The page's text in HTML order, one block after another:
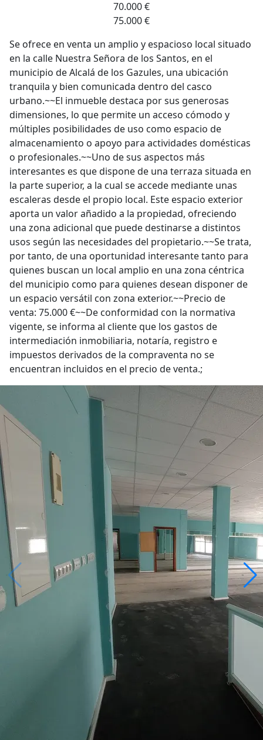
70.000 €
75.000 €
Se ofrece en venta un amplio y espacioso local situado
en la calle Nuestra Señora de los Santos, en el
municipio de Alcalá de los Gazules, una ubicación
tranquila y bien comunicada dentro del casco
urbano.~~El inmueble destaca por sus generosas
dimensiones, lo que permite un acceso cómodo y
múltiples posibilidades de uso como espacio de
almacenamiento o apoyo para actividades domésticas
o profesionales.~~Uno de sus aspectos más
interesantes es que dispone de una terraza situada en
la parte superior, a la cual se accede mediante unas
escaleras desde el propio local. Este espacio exterior
aporta un valor añadido a la propiedad, ofreciendo
una zona adicional que puede destinarse a distintos
usos según las necesidades del propietario.~~Se trata,
por tanto, de una oportunidad interesante tanto para
quienes buscan un local amplio en una zona céntrica
del municipio como para quienes desean disponer de
un espacio versátil con zona exterior.~~Precio de
venta: 75.000 €~~De conformidad con la normativa
vigente, se informa al cliente que los gastos de
intermediación inmobiliaria, notaría, registro e
impuestos derivados de la compraventa no se
encuentran incluidos en el precio de venta.;